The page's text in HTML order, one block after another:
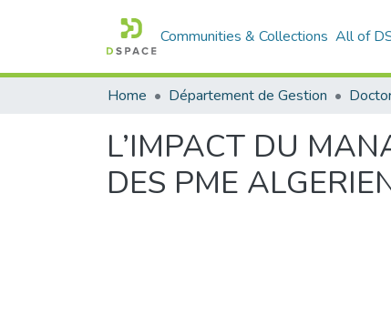
Communities & Collections All of
Home Département de Gestion
L’IMPACT DU
DES PME